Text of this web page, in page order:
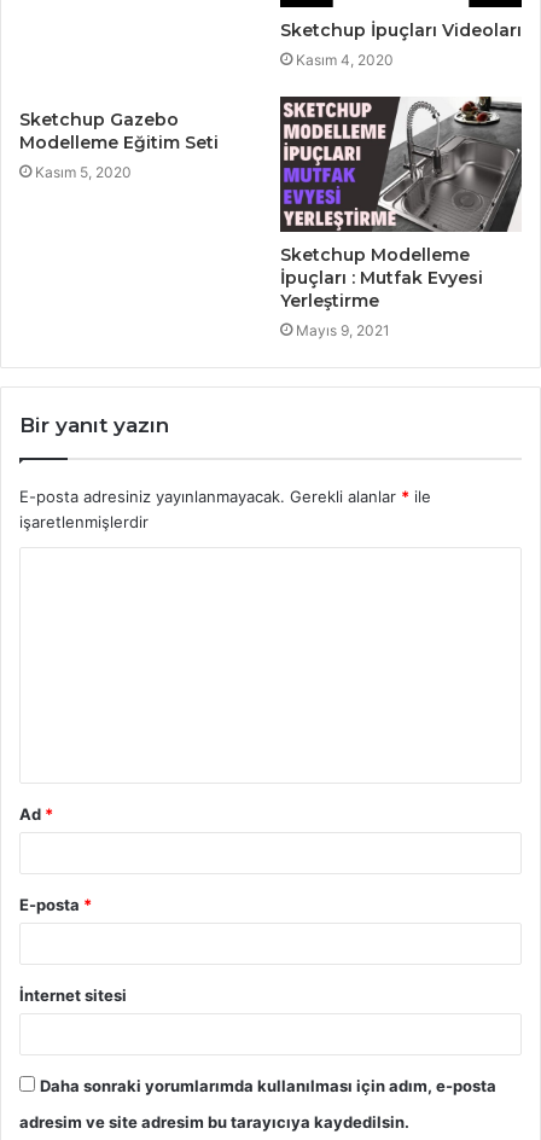
Sketchup İpuçları Videoları
Kasım 4, 2020
Sketchup Gazebo
Modelleme Eğitim Seti
Kasım 5, 2020
Sketchup Modelleme
İpuçları : Mutfak Evyesi
Yerleştirme
Mayıs 9, 2021
Bir yanıt yazın
E-posta adresiniz yayınlanmayacak. Gerekli alanlar * ile
işaretlenmişlerdir
Ad *
E-posta *
İnternet sitesi
Daha sonraki yorumlarımda kullanılması için adım, e-posta
adresim ve site adresim bu tarayıcıya kaydedilsin.